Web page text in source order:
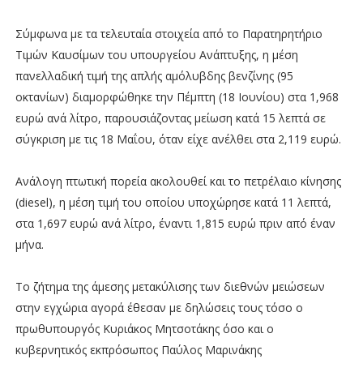
Σύμφωνα με τα τελευταία στοιχεία από το Παρατηρητήριο
Τιμών Καυσίμων του υπουργείου Ανάπτυξης, η μέση
πανελλαδική τιμή της απλής αμόλυβδης βενζίνης (95
οκτανίων) διαμορφώθηκε την Πέμπτη (18 Ιουνίου) στα 1,968
ευρώ ανά λίτρο, παρουσιάζοντας μείωση κατά 15 λεπτά σε
σύγκριση με τις 18 Μαΐου, όταν είχε ανέλθει στα 2,119 ευρώ.
Ανάλογη πτωτική πορεία ακολουθεί και το πετρέλαιο κίνησης
(diesel), η μέση τιμή του οποίου υποχώρησε κατά 11 λεπτά,
στα 1,697 ευρώ ανά λίτρο, έναντι 1,815 ευρώ πριν από έναν
μήνα.
Το ζήτημα της άμεσης μετακύλισης των διεθνών μειώσεων
στην εγχώρια αγορά έθεσαν με δηλώσεις τους τόσο ο
πρωθυπουργός Κυριάκος Μητσοτάκης όσο και ο
κυβερνητικός εκπρόσωπος Παύλος Μαρινάκης